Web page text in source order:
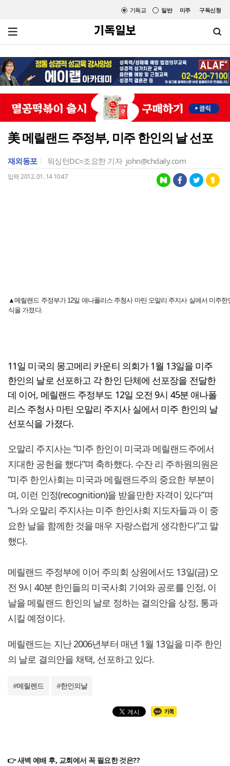
미주 구독신청
일반
기독교
美 메릴랜드 주정부, 미주 한인의 날 선포
재외동포 워싱턴DC=조요한 기자 john@chdaily.com
입력 2012. 01. 14 10:47
▲메릴랜드 주정부가 12일 애나폴리스 주청사 마틴 오말리 주지사 실에서 미주한
식을 가졌다.
11일 미국의 몽고메리 카운티 의회가 1월 13일을 미주
한인의 날로 선포하고 각 한인 단체에 선포장을 전달한
데 이어, 메릴랜드 주정부도 12일 오전 9시 45분 애나폴
리스 주청사 마틴 오말리 주지사 실에서 미주 한인의 날
선포식을 가졌다.
오말리 주지사는 “미주 한인이 미국과 메릴랜드주에서
지대한 공헌을 했다”며 축하했다. 수잔 리 주하원의원은
“미주 한인사회는 미국과 메릴랜드주의 중요한 부분이
며, 이런 인정(recognition)을 받을만한 자격이 있다”며
“나와 오말리 주지사는 미주 한인사회 지도자들과 이 중
요한 날을 함께한 것을 매우 자랑스럽게 생각한다”고 말
했다.
메릴랜드 주정부에 이어 주의회 상원에서도 13일(금) 오
전 9시 40분 한인들의 미국사회 기여와 공로를 인정, 이
날을 메릴랜드 한인의 날로 정하는 결의안을 상정, 통과
시킬 예정이다.
메릴랜드는 지난 2006년부터 매년 1월 13일을 미주 한인
의 날로 결의안을 채택, 선포하고 있다.
#메릴렌드 #한인의날
👉 새벽 예배 후, 교회에서 꼭 필요한 것은??